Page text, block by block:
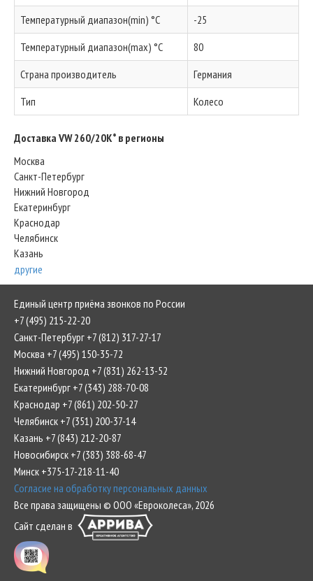
Температурный диапазон(min) °C
-25
Температурный диапазон(max) °C
80
Страна производитель
Германия
Тип
Колесо
Доставка VW 260/20K* в регионы
Москва
Санкт-Петербург
Нижний Новгород
Екатеринбург
Краснодар
Челябинск
Казань
другие
Единый центр приёма звонков по России
+7 (495) 215-22-20
Санкт-Петербург +7 (812) 317-27-17
Москва +7 (495) 150-35-72
Нижний Новгород +7 (831) 262-13-52
Екатеринбург +7 (343) 288-70-08
Краснодар +7 (861) 202-50-27
Челябинск +7 (351) 200-37-14
Казань +7 (843) 212-20-87
Новосибирск +7 (383) 388-68-47
Минск +375-17-218-11-40
Согласие на обработку персональных данных
Все права защищены © ООО «Евроколеса», 2026
Сайт сделан в